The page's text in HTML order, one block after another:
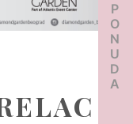
PONUDA